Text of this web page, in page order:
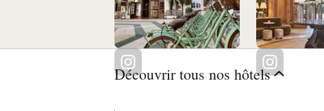
Découvrir tous nos hôtels